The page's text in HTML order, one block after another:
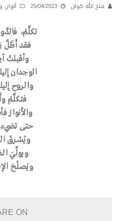
فتح الله كولن 25/04/2023 ألوان
تكلَّمْ،
فقد أَظَلَّ
وأقبلتْ
الوجدان
والروح
فتكلَّمْ
والأنوارَ
حتى تضيء
ويُشرقَ
ويولِّـيَ
ويَصلُحَ
ON: